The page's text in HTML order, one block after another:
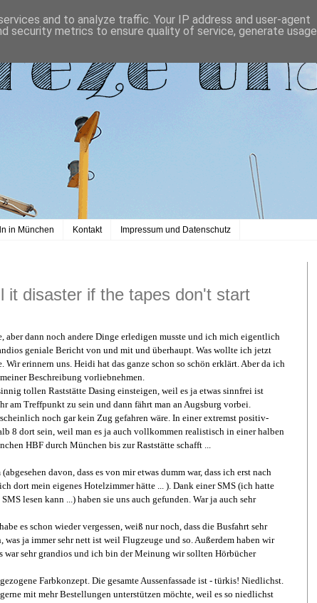
in München Kontakt Impressum und Datenschutz
it disaster if the tapes don't start
aber dann noch andere Dinge erledigen musste und ich mich eigentlich
geniale Bericht von und mit und überhaupt. Was wollte ich jetzt
erinnern uns. Heidi hat das ganze schon so schön erklärt. Aber da ich
Beschreibung vorliebnehmen.
tollen Raststätte Dasing einsteigen, weil es ja etwas sinnfrei ist
Treffpunkt zu sein und dann fährt man an Augsburg vorbei.
noch gar kein Zug gefahren wäre. In einer extremst positiv-
8 dort sein, weil man es ja auch vollkommen realistisch in einer halben
HBF durch München bis zur Raststätte schafft ...
davon, dass es von mir etwas dumm war, dass ich erst nach
dort mein eigenes Hotelzimmer hätte ... ). Dank einer SMS (ich hatte
lesen kann ...) haben sie uns auch gefunden. War ja auch sehr
es schon wieder vergessen, weiß nur noch, dass die Busfahrt sehr
ja immer sehr nett ist weil Flugzeuge und so. Außerdem haben wir
sehr grandios und ich bin der Meinung wir sollten Hörbücher
Farbkonzept. Die gesamte Aussenfassade ist - türkis! Niedlichst.
mit mehr Bestellungen unterstützen möchte, weil es so niedlichst
and to analyze traffic. Your IP address and user-agent
security metrics to ensure quality of service, generate usage